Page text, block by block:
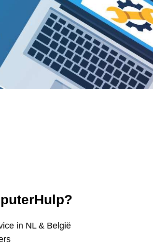
in NL & België